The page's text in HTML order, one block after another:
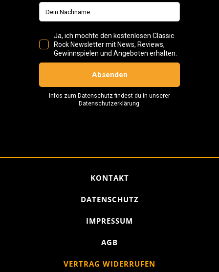
KONTAKT
DATENSCHUTZ
IMPRESSUM
AGB
VERTRAG WIDERRUFEN